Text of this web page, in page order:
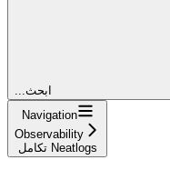
...ابحث
Navigation
Observability
تكامل Neatlogs